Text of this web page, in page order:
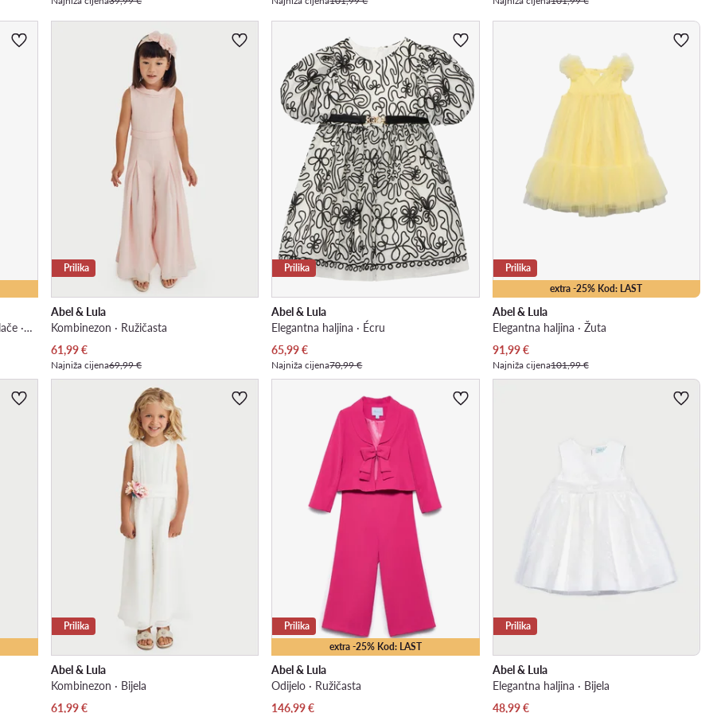
Komplet majica i kratke sportske hlače · Écru
Prilika
Abel & Lula
Kombinezon · Ružičasta
Trenutna cijena
61,99€
Najniža cijena69,99 €
Prilika
Abel & Lula
Elegantna haljina · Écru
Trenutna cijena
65,99€
Najniža cijena70,99 €
extra -25% Kod: LAST
Prilika
Abel & Lula
Elegantna haljina · Žuta
Trenutna cijena
91,99€
Najniža cijena101,99 €
Prilika
Abel & Lula
Kombinezon · Bijela
Trenutna cijena
61,99€
extra -25% Kod: LAST
Prilika
Abel & Lula
Odijelo · Ružičasta
Trenutna cijena
146,99€
Prilika
Abel & Lula
Elegantna haljina · Bijela
Trenutna cijena
48,99€